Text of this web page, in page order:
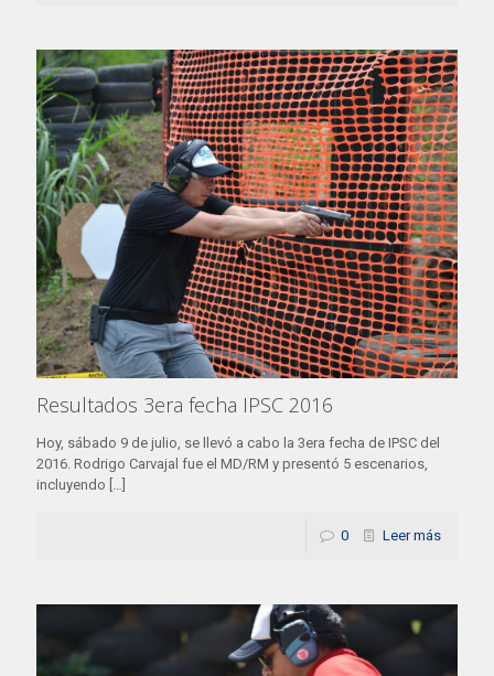
Resultados 3era fecha IPSC 2016
Hoy, sábado 9 de julio, se llevó a cabo la 3era fecha de IPSC del
2016. Rodrigo Carvajal fue el MD/RM y presentó 5 escenarios,
incluyendo […]
0 Leer más